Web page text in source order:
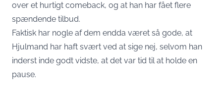
over et hurtigt comeback, og at han har fået flere
spændende tilbud.
Faktisk har nogle af dem endda været så gode, at
Hjulmand har haft svært ved at sige nej, selvom han
inderst inde godt vidste, at det var tid til at holde en
pause.